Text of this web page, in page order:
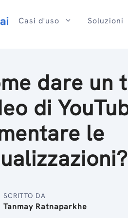
Casi d'uso Soluzioni
dare un
di
le
SCRITTO DA
Tanmay Ratnaparkhe